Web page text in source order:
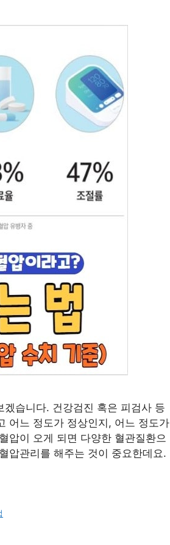
습니다. 건강검진 혹은 피검사 등
어느 정도가 정상인지, 어느 정도가
압이 오게 되면 다양한 혈관질환으
압관리를 해주는 것이 중요한데요.